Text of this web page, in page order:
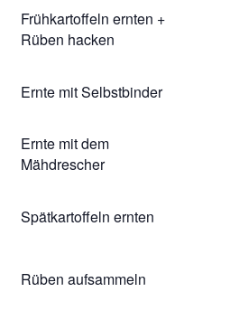
Frühkartoffeln ernten +
Rüben hacken
Ernte mit Selbstbinder
Ernte mit dem
Mähdrescher
Spätkartoffeln ernten
Rüben aufsammeln